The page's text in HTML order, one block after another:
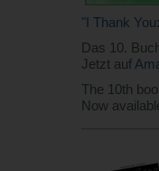
"I Thank
Das 10.
Jetzt auf
The 10th
Now